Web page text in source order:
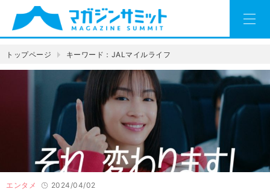
トップページ キーワード：JALマイルライフ
エンタメ 2024/04/02